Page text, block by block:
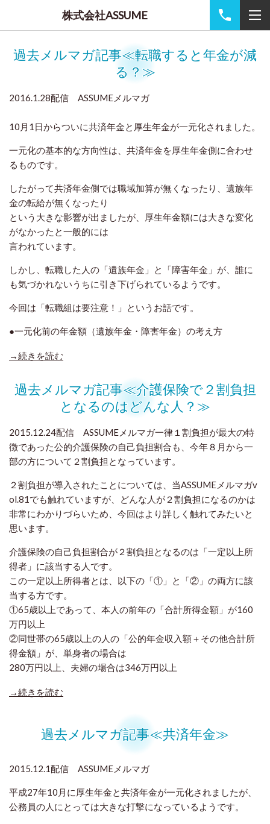
株式会社ASSUME
過去メルマガ記事≪転職すると年金が減
る？≫
2016.1.28配信 ASSUMEメルマガ
10月1日からついに共済年金と厚生年金が一元化されました。
一元化の基本的な方向性は、共済年金を厚生年金側に合わせ
るものです。
したがって共済年金側では職域加算が無くなったり、遺族年
金の転給が無くなったり
という大きな影響が出ましたが、厚生年金額には大きな変化
がなかったと一般的には
言われています。
しかし、転職した人の「遺族年金」と「障害年金」が、誰に
も気づかれないうちに引き下げられているようです。
今回は「転職組は要注意！」というお話です。
●一元化前の年金額（遺族年金・障害年金）の考え方
→続きを読む
過去メルマガ記事≪介護保険で２割負担
となるのはどんな人？≫
2015.12.24配信 ASSUMEメルマガ一律１割負担が最大の特
徴であった公的介護保険の自己負担割合も、今年８月から一
部の方について２割負担となっています。
２割負担が導入されたことについては、当ASSUMEメルマガv
ol.81でも触れていますが、どんな人が２割負担になるのかは
非常にわかりづらいため、 今回はより詳しく触れてみたいと
思います。
介護保険の自己負担割合が２割負担となるのは「一定以上所
得者」に該当する人です。
この一定以上所得者とは、以下の「①」と「②」の両方に該
当する方です。
①65歳以上であって、本人の前年の「合計所得金額」が160
万円以上
②同世帯の65歳以上の人の「公的年金収入額＋その他合計所
得金額」が、単身者の場合は
280万円以上、夫婦の場合は346万円以上
→続きを読む
過去メルマガ記事≪共済年金≫
2015.12.1配信 ASSUMEメルマガ
平成27年10月に厚生年金と共済年金が一元化されましたが、
公務員の人にとっては大きな打撃になっているようです。